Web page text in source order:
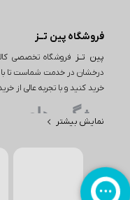
فروشگاه پین تــز
پین تــز
درخشان در خدمت شماست تا با
خرید کنید و با تجربه عالی از
ویژگی های
لوازم دیجیتال، لوازم
عنوان مثال، اگر به
نمایش بیشتر